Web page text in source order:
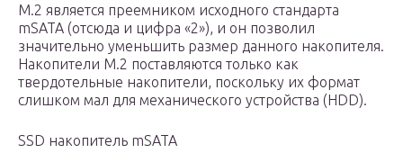
M.2 является преемником исходного стандарта
mSATA (отсюда и цифра «2»), и он позволил
значительно уменьшить размер данного накопителя.
Накопители M.2 поставляются только как
твердотельные накопители, поскольку их формат
слишком мал для механического устройства (HDD).
SSD накопитель mSATA